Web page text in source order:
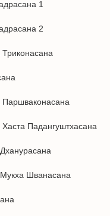
1
2
Триконасана
Паршваконасана
Хаста Падангуштхасана
Шванасана